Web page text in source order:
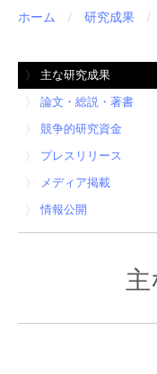
ホーム / 研究成果 /
主な研究成果
論文・総説・著書
競争的研究資金
プレスリリース
メディア掲載
情報公開